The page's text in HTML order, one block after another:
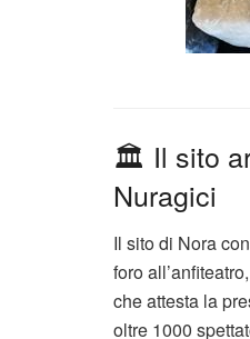
🏛️ Il sito
Nuragici
Il sito di Nora
foro
che attesta la
oltre 1000